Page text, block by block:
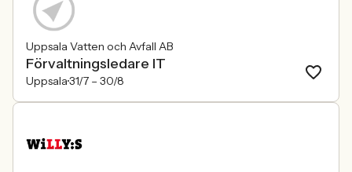
Uppsala Vatten och Avfall AB
Förvaltningsledare IT
Uppsala31/7 – 30/8